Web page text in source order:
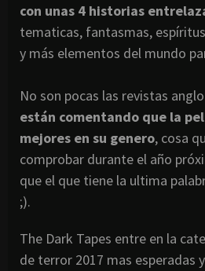
con unas 4 historias
tematicas, fantasmas,
y más elementos del mundo
No son pocas las revistas
están comentando que la
mejores en su genero, cosa
comprobar durante el año
que el que tiene la ultima
;).
The Dark Tapes entre en la
de terror 2017 mas esperadas